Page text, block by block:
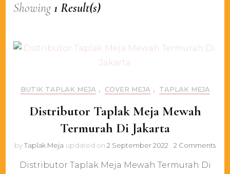
Showing1 Result(s)
BUTIK TAPLAK MEJA , COVER MEJA , TAPLAK MEJA
Distributor Taplak Meja Mewah
Termurah Di Jakarta
byTaplak Meja updated on 2 September 2022 2 Commentson
Distributor Taplak Meja Mewah Termurah Di